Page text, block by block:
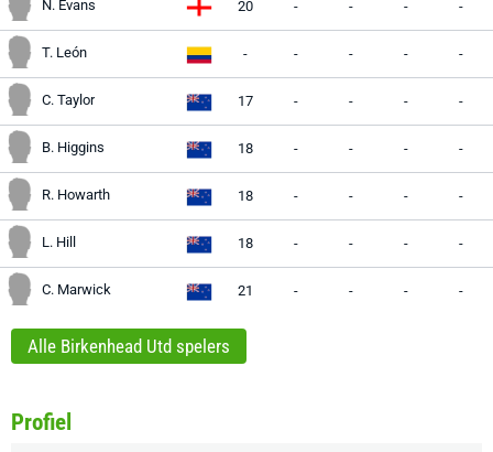
N. Evans 20 - - - -
T. León - - - - -
C. Taylor 17 - - - -
B. Higgins 18 - - - -
R. Howarth 18 - - - -
L. Hill 18 - - - -
C. Marwick 21 - - - -
Alle Birkenhead Utd spelers
Profiel